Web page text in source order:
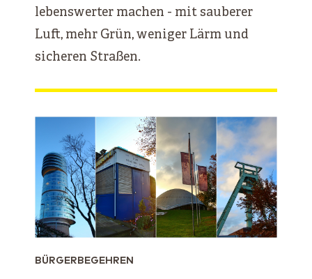
lebenswerter machen - mit sauberer
Luft, mehr Grün, weniger Lärm und
sicheren Straßen.
BÜRGERBEGEHREN